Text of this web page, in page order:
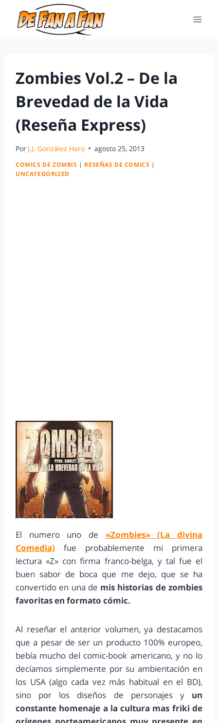
Zombies Vol.2 – De la
Brevedad de la Vida
(Reseña Express)
Por J.J. González Haro agosto 25, 2013
COMICS DE ZOMBIS | RESEÑAS DE COMICS |
UNCATEGORIZED
El numero uno de «Zombies» (La divina
Comedia) fue probablemente mi primera
lectura «Z» con firma franco-belga, y tal fue el
buen sabor de boca que me dejo, que se ha
convertido en una de mis historias de zombies
favoritas en formato cómic.
Al reseñar el anterior volumen, ya destacamos
que a pesar de ser un producto 100% europeo,
bebía mucho del comic-book americano, y no lo
decíamos simplemente por su ambientación en
los USA (algo cada vez más habitual en el BD),
sino por los diseños de personajes y un
constante homenaje a la cultura mas friki de